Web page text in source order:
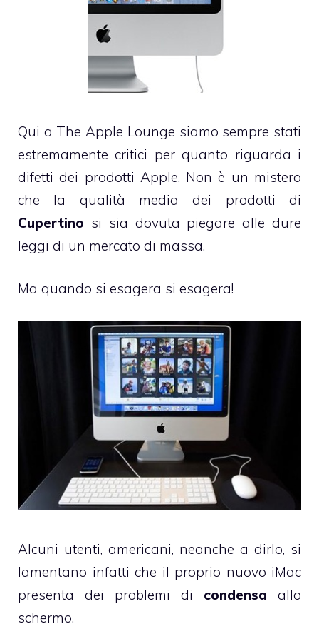
Qui a The Apple Lounge siamo sempre stati
estremamente critici per quanto riguarda i
difetti dei prodotti Apple. Non è un mistero
che la qualità media dei prodotti di
Cupertino si sia dovuta piegare alle dure
leggi di un mercato di massa.
Ma quando si esagera si esagera!
Alcuni utenti, americani, neanche a dirlo, si
lamentano infatti che il proprio nuovo iMac
presenta dei problemi di condensa allo
schermo.